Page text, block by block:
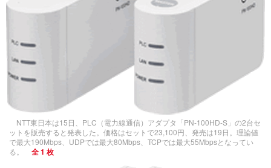
NTT東日本は15日、PLC（電力線通信）アダプタ「PN-100HD-S」の2台セ
ットを販売すると発表した。価格はセットで23,100円、発売は19日。理論値
で最大190Mbps、UDPでは最大80Mbps、TCPでは最大55Mbpsとなってい
る。
全 1 枚